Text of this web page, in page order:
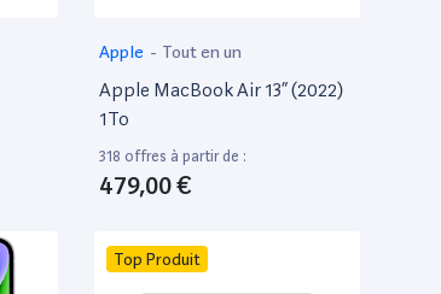
Apple - Tout en un
Apple MacBook Air 13” (2022)
1To
318 offres à partir de :
479,00 €
Top Produit